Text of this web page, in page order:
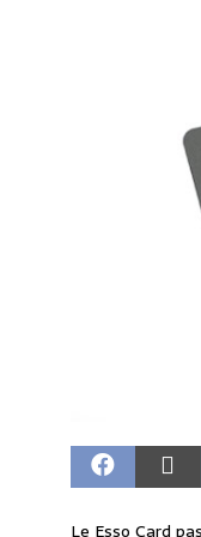
Le Esso Card